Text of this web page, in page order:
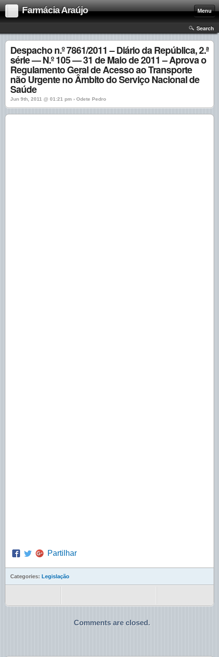
Farmácia Araújo Menu
Search
Despacho n.º 7861/2011 – Diário da República, 2.ª
série — N.º 105 — 31 de Maio de 2011 – Aprova o
Regulamento Geral de Acesso ao Transporte
não Urgente no Âmbito do Serviço Nacional de
Saúde
Jun 9th, 2011 @ 01:21 pm › Odete Pedro
Partilhar
Categories: Legislação
Comments are closed.